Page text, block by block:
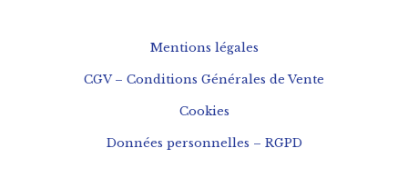
Mentions légales
CGV – Conditions Générales de Vente
Cookies
Données personnelles – RGPD